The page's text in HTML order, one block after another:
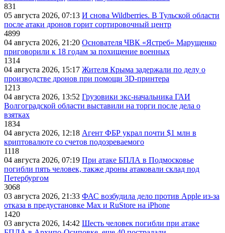
831
05 августа 2026, 07:13 И снова Wildberries. В Тульской области
после атаки дронов горит сортировочный центр
4899
04 августа 2026, 21:20 Основателя ЧВК «Ястреб» Марущенко
приговорили к 18 годам за похищение военных
1314
04 августа 2026, 15:17 Жителя Крыма задержали по делу о
производстве дронов при помощи 3D‑принтера
1213
04 августа 2026, 13:52 Грузовики экс-начальника ГАИ
Волгоградской области выставили на торги после дела о
взятках
1834
04 августа 2026, 12:18 Агент ФБР украл почти $1 млн в
криптовалюте со счетов подозреваемого
1118
04 августа 2026, 07:19 При атаке БПЛА в Подмосковье
погибли пять человек, также дроны атаковали склад под
Петербургом
3068
03 августа 2026, 21:33 ФАС возбудила дело против Apple из-за
отказа в предустановке Max и RuStore на iPhone
1420
03 августа 2026, 14:42 Шесть человек погибли при атаке